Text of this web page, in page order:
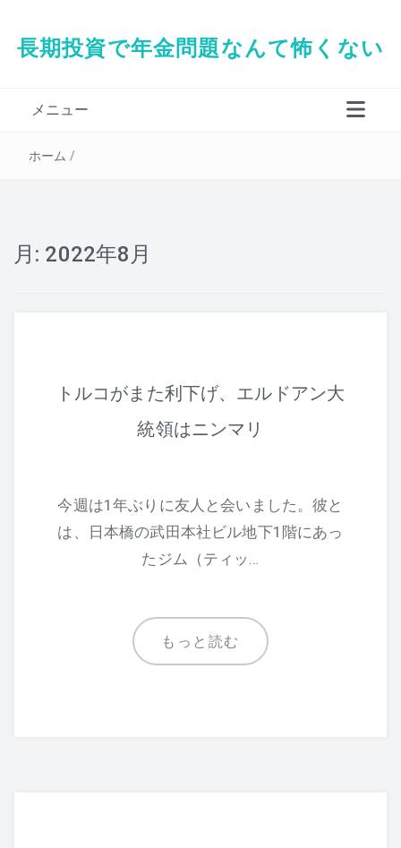
長期投資で年金問題なんて怖くない
メニュー
タダシの経歴
ホーム /
月: 2022年8月
トルコがまた利下げ、エルドアン大
統領はニンマリ
今週は1年ぶりに友人と会いました。彼と
は、日本橋の武田本社ビル地下1階にあっ
たジム（ティッ…
もっと読む